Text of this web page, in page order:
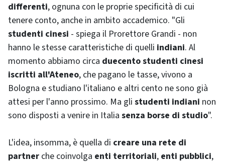
differenti, ognuna con le proprie specificità di cui
tenere conto, anche in ambito accademico. "Gli
studenti cinesi - spiega il Prorettore Grandi - non
hanno le stesse caratteristiche di quelli indiani. Al
momento abbiamo circa duecento studenti cinesi
iscritti all'Ateneo, che pagano le tasse, vivono a
Bologna e studiano l'italiano e altri cento ne sono già
attesi per l'anno prossimo. Ma gli studenti indiani non
sono disposti a venire in Italia senza borse di studio".
L'idea, insomma, è quella di creare una rete di
partner che coinvolga enti territoriali, enti pubblici,